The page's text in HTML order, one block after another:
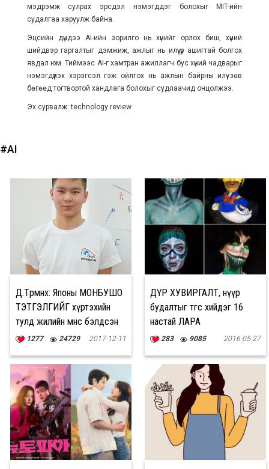
мэдрэмж сулрах эрсдэл нэмэгддэг болохыг MIT-ийн
судалгаа харуулж байна.
Эцсийн дүндээ AI-ийн зорилго нь хүнийг орлох биш, хүний
шийдвэр гаргалтыг дэмжиж, ажлыг нь илүү үр ашигтай болгох
явдал юм. Тиймээс AI-г хамтран ажиллагч бус хүний чадварыг
нэмэгдүүлэх хэрэгсэл гэж ойлгох нь ажлын байрны илүү зөв
бөгөөд тогтвортой хандлага болохыг судлаачид онцолжээ.
Эх сурвалж: technology review
#AI
Д.Төрмөнх: Японы МОНБУШО
ТЭТГЭЛГИЙГ хүртэхийн
тулд жилийн өмнөөс бэлдсэн
1277 24729 2017-12-11
ДҮР ХУВИРГАЛТ, нүүр
будалтыг төгс хийдэг 16
настай ЛАРА
283 9085 2016-05-27